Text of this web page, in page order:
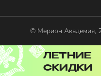
© Мерион Академия,
ЛЕТНИЕ
СКИДКИ